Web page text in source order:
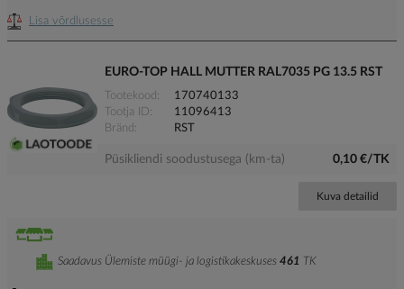
Lisa võrdlusesse
EURO-TOP HALL MUTTER RAL7035 PG 13.5 RST
Tootekood
170740133
Tootja ID
11096413
Bränd
RST
Püsikliendi soodustusega (km-ta) 0,10 €/TK
Kuva detailid
Saadavus Ülemiste müügi- ja logistikakeskuses 461 TK